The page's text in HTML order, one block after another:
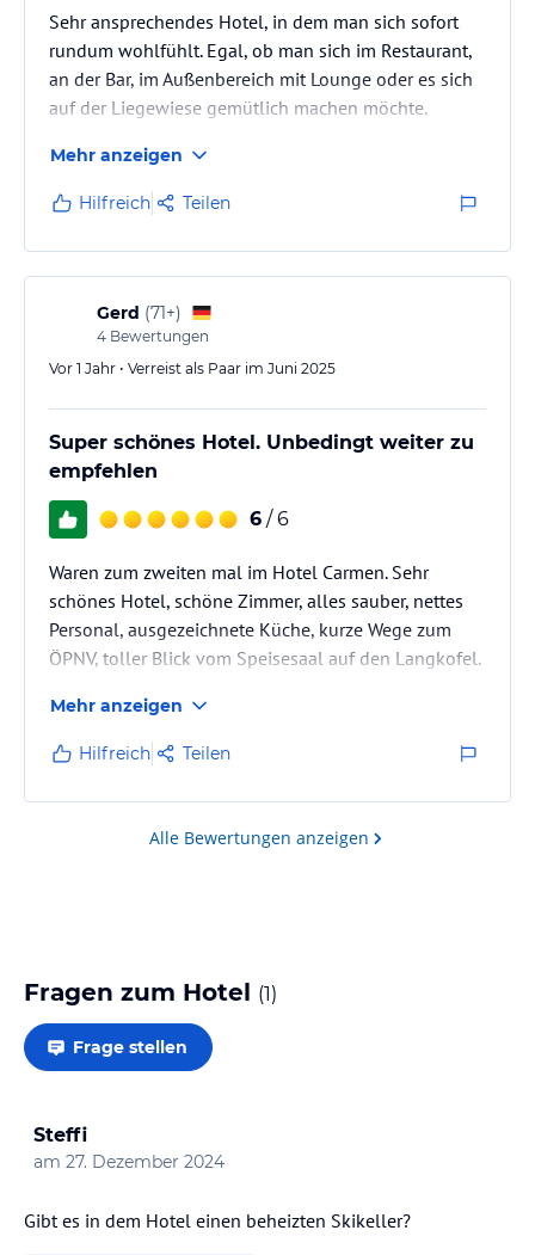
Sehr ansprechendes Hotel, in dem man sich sofort
rundum wohlfühlt. Egal, ob man sich im Restaurant,
an der Bar, im Außenbereich mit Lounge oder es sich
auf der Liegewiese gemütlich machen möchte.
Mehr anzeigen
Hilfreich Teilen
Gerd (71+)
4 Bewertungen
Vor 1 Jahr • Verreist als Paar im Juni 2025
Super schönes Hotel. Unbedingt weiter zu
empfehlen
6 / 6
Waren zum zweiten mal im Hotel Carmen. Sehr
schönes Hotel, schöne Zimmer, alles sauber, nettes
Personal, ausgezeichnete Küche, kurze Wege zum
ÖPNV, toller Blick vom Speisesaal auf den Langkofel.
Mehr anzeigen
Hilfreich Teilen
Alle Bewertungen anzeigen
Fragen zum Hotel (1)
Frage stellen
Steffi
am 27. Dezember 2024
Gibt es in dem Hotel einen beheizten Skikeller?